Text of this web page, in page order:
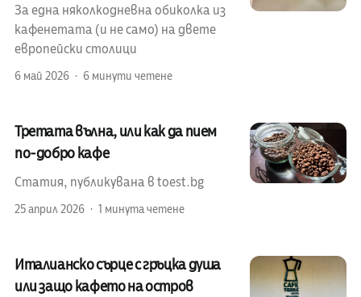
За една няколкодневна обиколка из
кафенетата (и не само) на двете
европейски столици
6 май 2026 6 минути четене
Третата вълна, или как да пием
по-добро кафе
Статия, публикувана в toest.bg
25 април 2026 1 минута четене
Италианско сърце с гръцка душа
или защо кафето на остров